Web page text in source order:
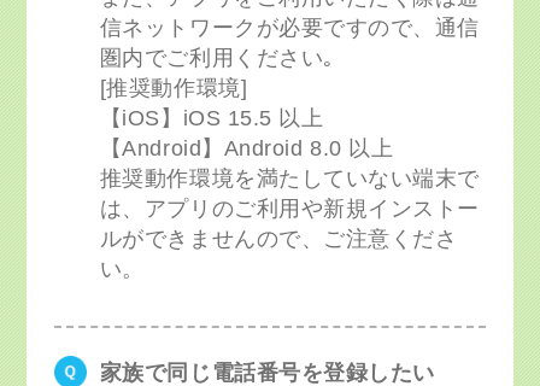
信ネットワークが必要ですので、通信
圏内でご利用ください｡
[推奨動作環境]
【iOS】iOS 15.5 以上
【Android】Android 8.0 以上
推奨動作環境を満たしていない端末で
は、アプリのご利用や新規インストー
ルができませんので、ご注意くださ
い。
家族で同じ電話番号を登録したい